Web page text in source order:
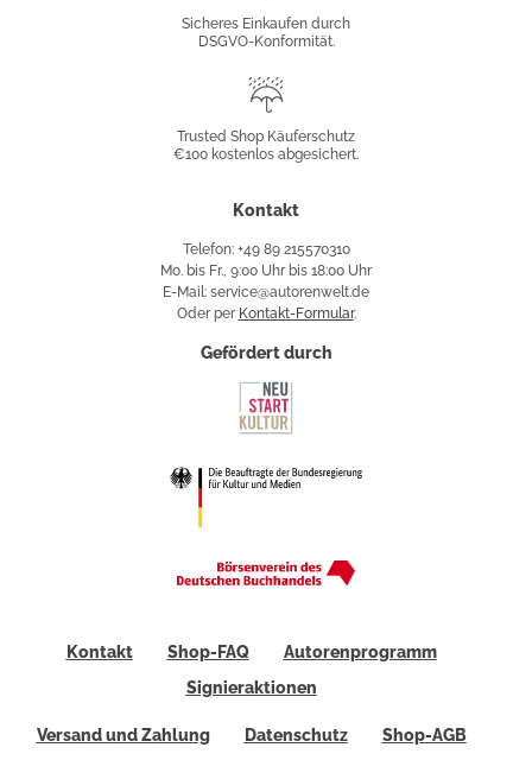
Sicheres Einkaufen durch
DSGVO-Konformität.
Käuferschutz
Trusted Shop Käuferschutz
€100 kostenlos abgesichert.
Kontakt
Telefon: +49 89 215570310
Mo. bis Fr., 9:00 Uhr bis 18:00 Uhr
E-Mail: service@autorenwelt.de
Oder per Kontakt-Formular.
Gefördert durch
Kontakt Shop-FAQ
Autorenprogramm
Signieraktionen
Versand und Zahlung Datenschutz Shop-AGB